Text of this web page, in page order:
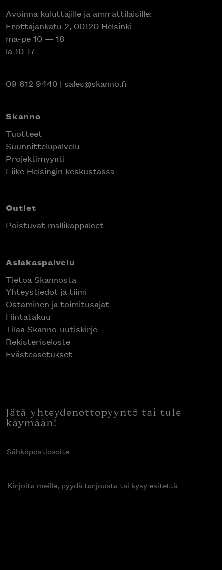
Avoinna kuluttajille ja ammattilaisille:
Erottajankatu 2, 00120 Helsinki
ma-pe 10 — 18
la 10-17
09 612 9440 | sales@skanno.fi
Skanno
Tuotteet
Suunnittelupalvelu
Projektimyynti
Liike Helsingin keskustassa
Outlet
Poistuvat mallikappaleet
Asiakaspalvelu
Tietoa Skannosta
Yhteystiedot ja tiimi
Ostaminen ja toimitusajat
Hintatakuu
Tilaa Skanno-uutiskirje
Rekisteriseloste
Evästeasetukset
Jätä yhteydenottopyyntö tai tule
käymään!
Sähköpostiosoite(Pakollinen)
Kirjoita